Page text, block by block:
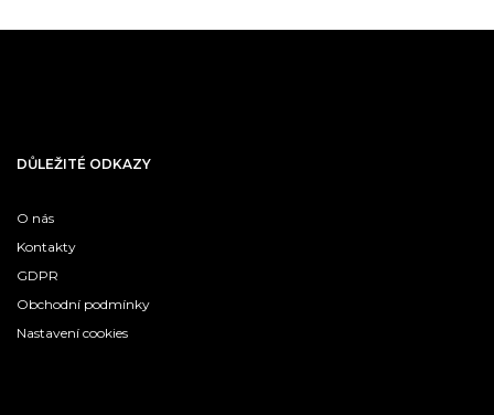
DŮLEŽITÉ ODKAZY
O nás
Kontakty
GDPR
Obchodní podmínky
Nastavení cookies